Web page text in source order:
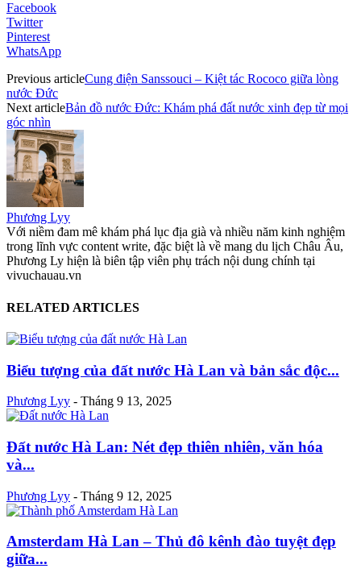
Facebook
Twitter
Pinterest
WhatsApp
Previous articleCung điện Sanssouci – Kiệt tác Rococo giữa lòng
nước Đức
Next articleBản đồ nước Đức: Khám phá đất nước xinh đẹp từ mọi
góc nhìn
Phương Lyy
Với niềm đam mê khám phá lục địa già và nhiều năm kinh nghiệm
trong lĩnh vực content write, đặc biệt là về mang du lịch Châu Âu,
Phương Ly hiện là biên tập viên phụ trách nội dung chính tại
vivuchauau.vn
RELATED ARTICLES
Biểu tượng của đất nước Hà Lan và bản sắc độc...
Phương Lyy - Tháng 9 13, 2025
Đất nước Hà Lan: Nét đẹp thiên nhiên, văn hóa
và...
Phương Lyy - Tháng 9 12, 2025
Amsterdam Hà Lan – Thủ đô kênh đào tuyệt đẹp
giữa...